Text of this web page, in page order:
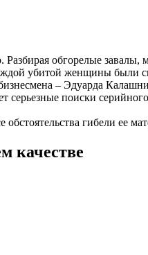
обгорелые
убитой женщины были
– Эдуарда
серьезные поиски
гибели ее
качестве